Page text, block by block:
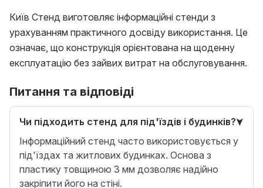
Київ Стенд виготовляє інформаційні стенди з
урахуванням практичного досвіду використання. Це
означає, що конструкція орієнтована на щоденну
експлуатацію без зайвих витрат на обслуговування.
Питання та відповіді
Чи підходить стенд для під'їздів і будинків?
Інформаційний стенд часто використовується у
під'їздах та житлових будинках. Основа з
пластику товщиною 3 мм дозволяє надійно
закріпити його на стіні.